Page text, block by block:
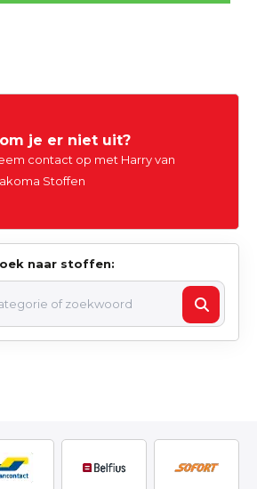
je er niet uit?
contact op met Harry van
Stoffen
naar stoffen: